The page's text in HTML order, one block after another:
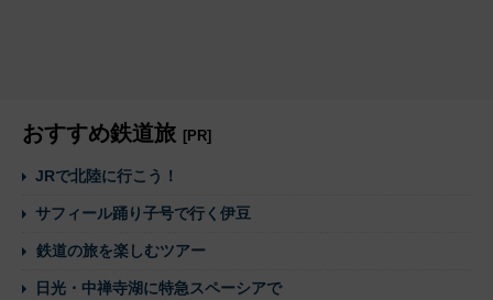
おすすめ鉄道旅 [PR]
JRで北陸に行こう！
サフィール踊り子号で行く伊豆
鉄道の旅を楽しむツアー
日光・中禅寺湖に特急スペーシアで